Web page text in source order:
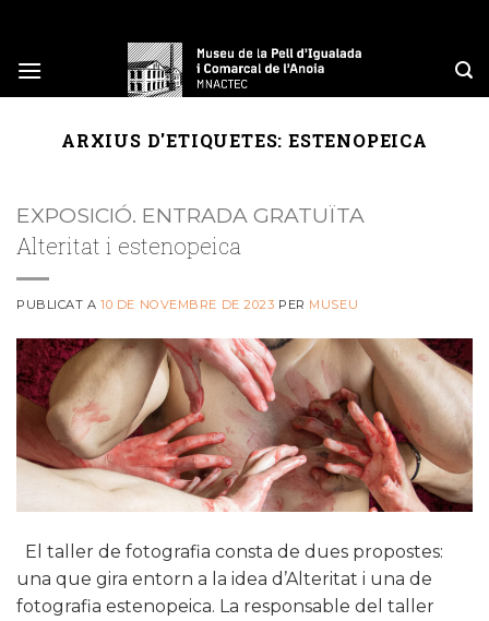
content
ARXIUS D'ETIQUETES:ESTENOPEICA
EXPOSICIÓ. ENTRADA GRATUÏTA
Alteritat i estenopeica
PUBLICAT A10 DE NOVEMBRE DE 2023 PER MUSEU
El taller de fotografia consta de dues propostes:
una que gira entorn a la idea d’Alteritat i una de
fotografia estenopeica. La responsable del taller